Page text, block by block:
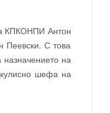
КПКОНПИ Антон
С това
на
шефа на